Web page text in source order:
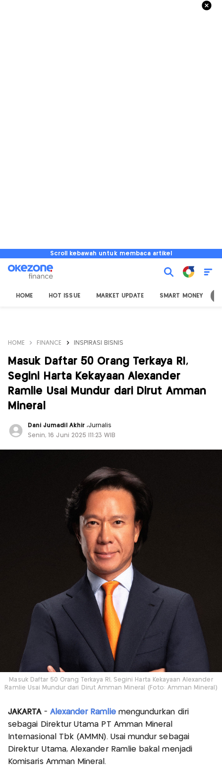
Scroll kebawah untuk membaca artikel
HOME HOT ISSUE MARKET UPDATE SMART MONEY
HOME FINANCE INSPIRASI BISNIS
Masuk Daftar 50 Orang Terkaya RI,
Segini Harta Kekayaan Alexander
Ramlie Usai Mundur dari Dirut Amman
Mineral
Dani Jumadil Akhir ,Jurnalis
Senin, 16 Juni 2025 |11:23 WIB
Masuk Daftar 50 Orang Terkaya RI, Segini Harta Kekayaan Alexander
Ramlie Usai Mundur dari Dirut Amman Mineral (Foto: Amman Mineral)
JAKARTA- Alexander Ramliemengundurkan diri
sebagai Direktur Utama PT Amman Mineral
Internasional Tbk (AMMN). Usai mundur sebagai
Direktur Utama, Alexander Ramlie bakal menjadi
Komisaris Amman Mineral.